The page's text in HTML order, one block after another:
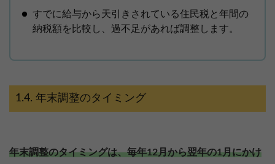
すでに給与から天引きされている住民税と年間の
納税額を比較し、過不足があれば調整します。
年末調整のタイミング
年末調整のタイミングは、毎年12月から翌年の1月にかけ